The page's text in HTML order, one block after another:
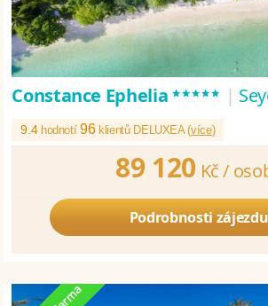
Constance Ephelia***** |
9.4 hodnotí96klientů DELUXEA (více)
89 120 Kč /
Podrobnosti zájezdu